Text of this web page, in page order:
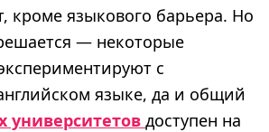
кроме языкового барьера. Но
— некоторые
с
языке, да и общий
университетов доступен на